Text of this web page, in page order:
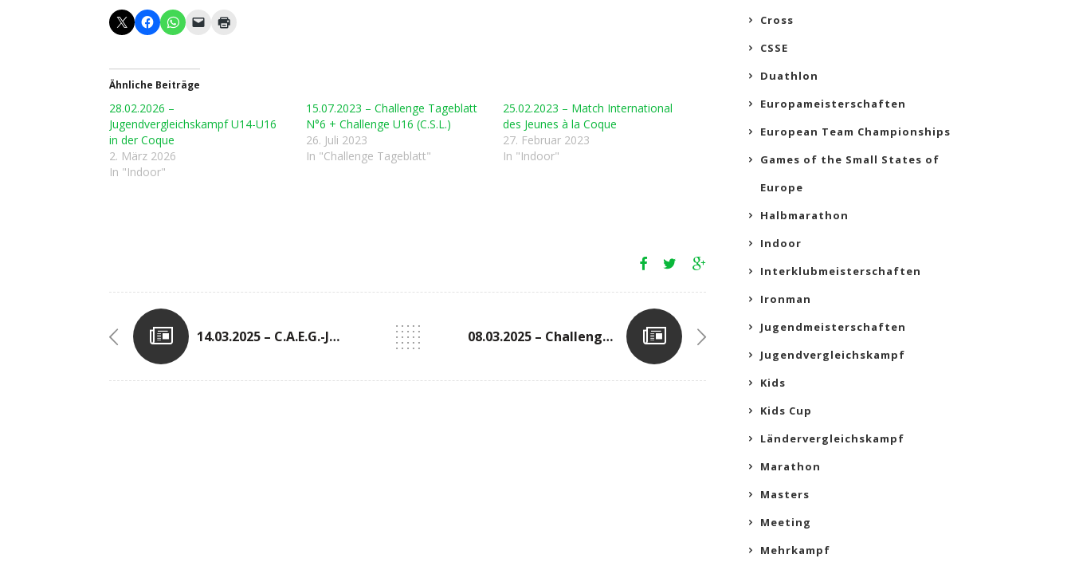
Ähnliche Beiträge
28.02.2026 –
Jugendvergleichskampf U14-U16
in der Coque
2. März 2026
In "Indoor"
15.07.2023 – Challenge Tageblatt
N°6 + Challenge U16 (C.S.L.)
26. Juli 2023
In "Challenge Tageblatt"
25.02.2023 – Match International
des Jeunes à la Coque
27. Februar 2023
In "Indoor"
14.03.2025 – C.A.E.G.-Jahreshauptversammlung 2025 (Einladung) 08.03.2025 – Challenge Tageblatt N°2 In Der Coque
Cross
CSSE
Duathlon
Europameisterschaften
European Team Championships
Games of the Small States of
Europe
Halbmarathon
Indoor
Interklubmeisterschaften
Ironman
Jugendmeisterschaften
Jugendvergleichskampf
Kids
Kids Cup
Ländervergleichskampf
Marathon
Masters
Meeting
Mehrkampf